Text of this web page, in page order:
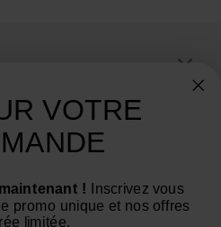
VOTRE
! Inscrivez vous
promo unique et nos offres
limitée.